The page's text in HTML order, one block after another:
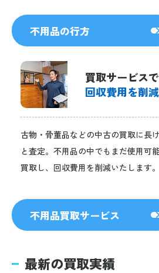
不用品の行方
買取サービスで
回収費用を削減
古物・骨董品などの中古の買取に長
と査定。不用品の中でもまだ使用可
買取し、回収費用を削減いたします。
不用品買取サービス
最新の買取実績